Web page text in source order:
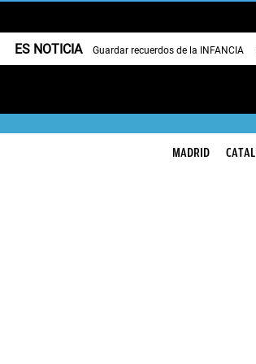
ES NOTICIA Guardar recuerdos de la INFANCIA
MADRID